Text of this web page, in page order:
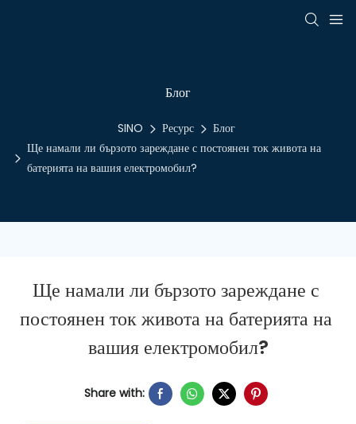
Блог
SINO Ресурс
Блог
Ще намали ли бързото зареждане с постоянен ток живота на
батерията на вашия електромобил?
Ще намали ли бързото зареждане с
постоянен ток живота на батерията на
вашия електромобил?
Share with: